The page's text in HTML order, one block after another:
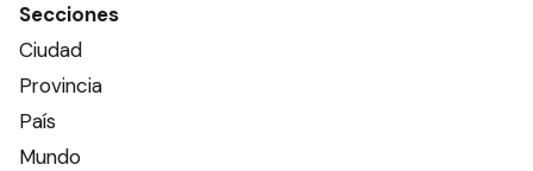
Secciones
Ciudad
Provincia
País
Mundo